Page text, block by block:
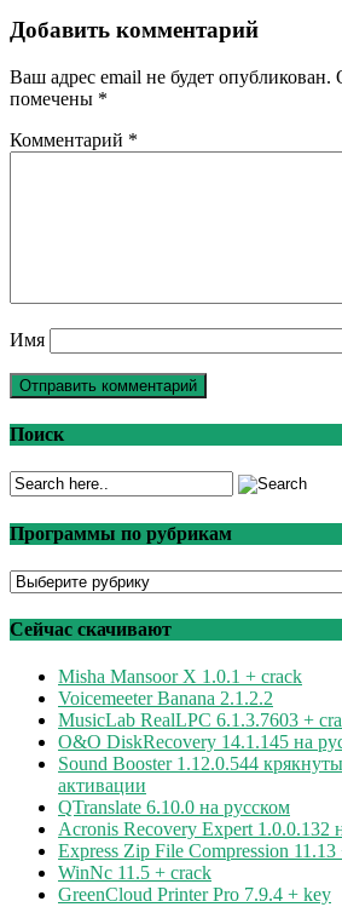
Добавить комментарий
Ваш адрес email не будет опубликован.
помечены *
Комментарий *
Имя
Поиск
Программы по рубрикам
Программы
рубрикам
Сейчас скачивают
Misha Mansoor X 1.0.1 + crack
Voicemeeter Banana 2.1.2.2
MusicLab RealLPC 6.1.3.7603 +
O&O DiskRecovery 14.1.145 на
Sound Booster 1.12.0.544
активации
QTranslate 6.10.0 на русском
Acronis Recovery Expert 1.0.0.132
Express Zip File Compression
WinNc 11.5 + crack
GreenCloud Printer Pro 7.9.4 + key